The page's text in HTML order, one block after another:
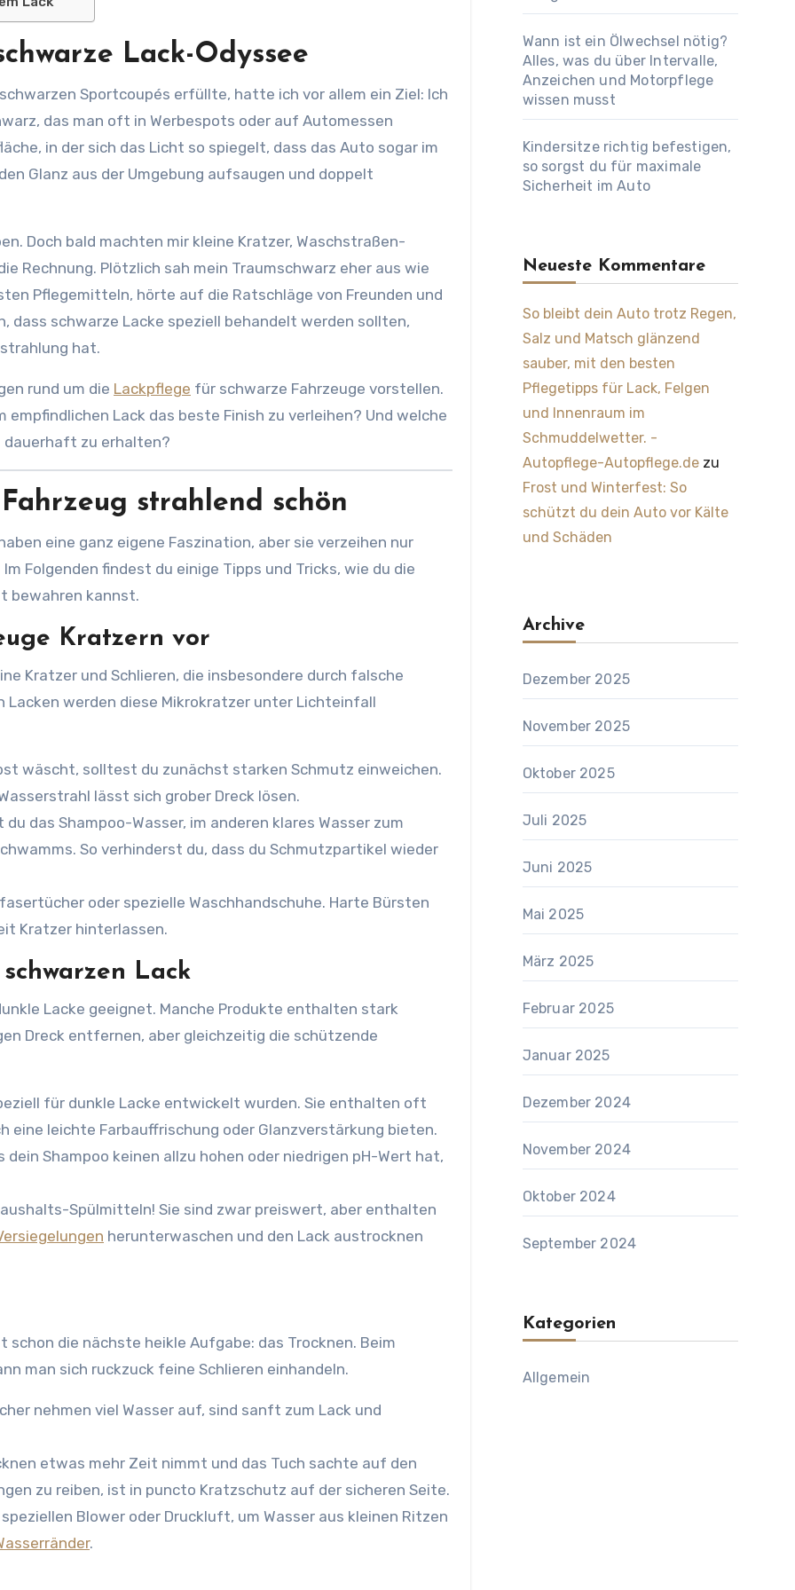
Lack-Odyssee
das man oft in Werbespots oder auf Automessen
in der sich das Licht so spiegelt, dass das Auto sogar im
Glanz aus der Umgebung aufsaugen und doppelt
Doch bald machten mir kleine Kratzer, Waschstraßen-
Rechnung. Plötzlich sah mein Traumschwarz eher aus wie
Pflegemitteln, hörte auf die Ratschläge von Freunden und
dass schwarze Lacke speziell behandelt werden sollten,
hat.
rund um die Lackpflege für schwarze Fahrzeuge vorstellen.
Lack das beste Finish zu verleihen? Und welche
dauerhaft zu erhalten?
strahlend schön
eine ganz eigene Faszination, aber sie verzeihen nur
Folgenden findest du einige Tipps und Tricks, wie du die
bewahren kannst.
Kratzern vor
Kratzer und Schlieren, die insbesondere durch falsche
werden diese Mikrokratzer unter Lichteinfall
wäscht, solltest du zunächst starken Schmutz einweichen.
lässt sich grober Dreck lösen.
das Shampoo-Wasser, im anderen klares Wasser zum
So verhinderst du, dass du Schmutzpartikel wieder
oder spezielle Waschhandschuhe. Harte Bürsten
Kratzer hinterlassen.
Lack
Lacke geeignet. Manche Produkte enthalten stark
Dreck entfernen, aber gleichzeitig die schützende
für dunkle Lacke entwickelt wurden. Sie enthalten oft
eine leichte Farbauffrischung oder Glanzverstärkung bieten.
Shampoo keinen allzu hohen oder niedrigen pH-Wert hat,
Spülmitteln! Sie sind zwar preiswert, aber enthalten
herunterwaschen und den Lack austrocknen
die nächste heikle Aufgabe: das Trocknen. Beim
man sich ruckzuck feine Schlieren einhandeln.
nehmen viel Wasser auf, sind sanft zum Lack und
etwas mehr Zeit nimmt und das Tuch sachte auf den
zu reiben, ist in puncto Kratzschutz auf der sicheren Seite.
Blower oder Druckluft, um Wasser aus kleinen Ritzen
.
Wann ist ein Ölwechsel nötig?
Alles, was du über Intervalle,
Anzeichen und Motorpflege
wissen musst
Kindersitze richtig befestigen,
so sorgst du für maximale
Sicherheit im Auto
Neueste Kommentare
So bleibt dein Auto trotz Regen,
Salz und Matsch glänzend
sauber, mit den besten
Pflegetipps für Lack, Felgen
und Innenraum im
Schmuddelwetter. -
Autopflege-Autopflege.dezu
Frost und Winterfest: So
schützt du dein Auto vor Kälte
und Schäden
Archive
Dezember 2025
November 2025
Oktober 2025
Juli 2025
Juni 2025
Mai 2025
März 2025
Februar 2025
Januar 2025
Dezember 2024
November 2024
Oktober 2024
September 2024
Kategorien
Allgemein